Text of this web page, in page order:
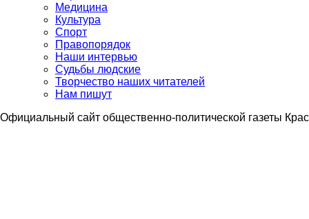
Медицина
Культура
Спорт
Правопорядок
Наши интервью
Судьбы людские
Творчество наших читателей
Нам пишут
Официальный сайт общественно-политической газеты